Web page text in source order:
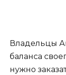
Владельцы
баланса
нужно